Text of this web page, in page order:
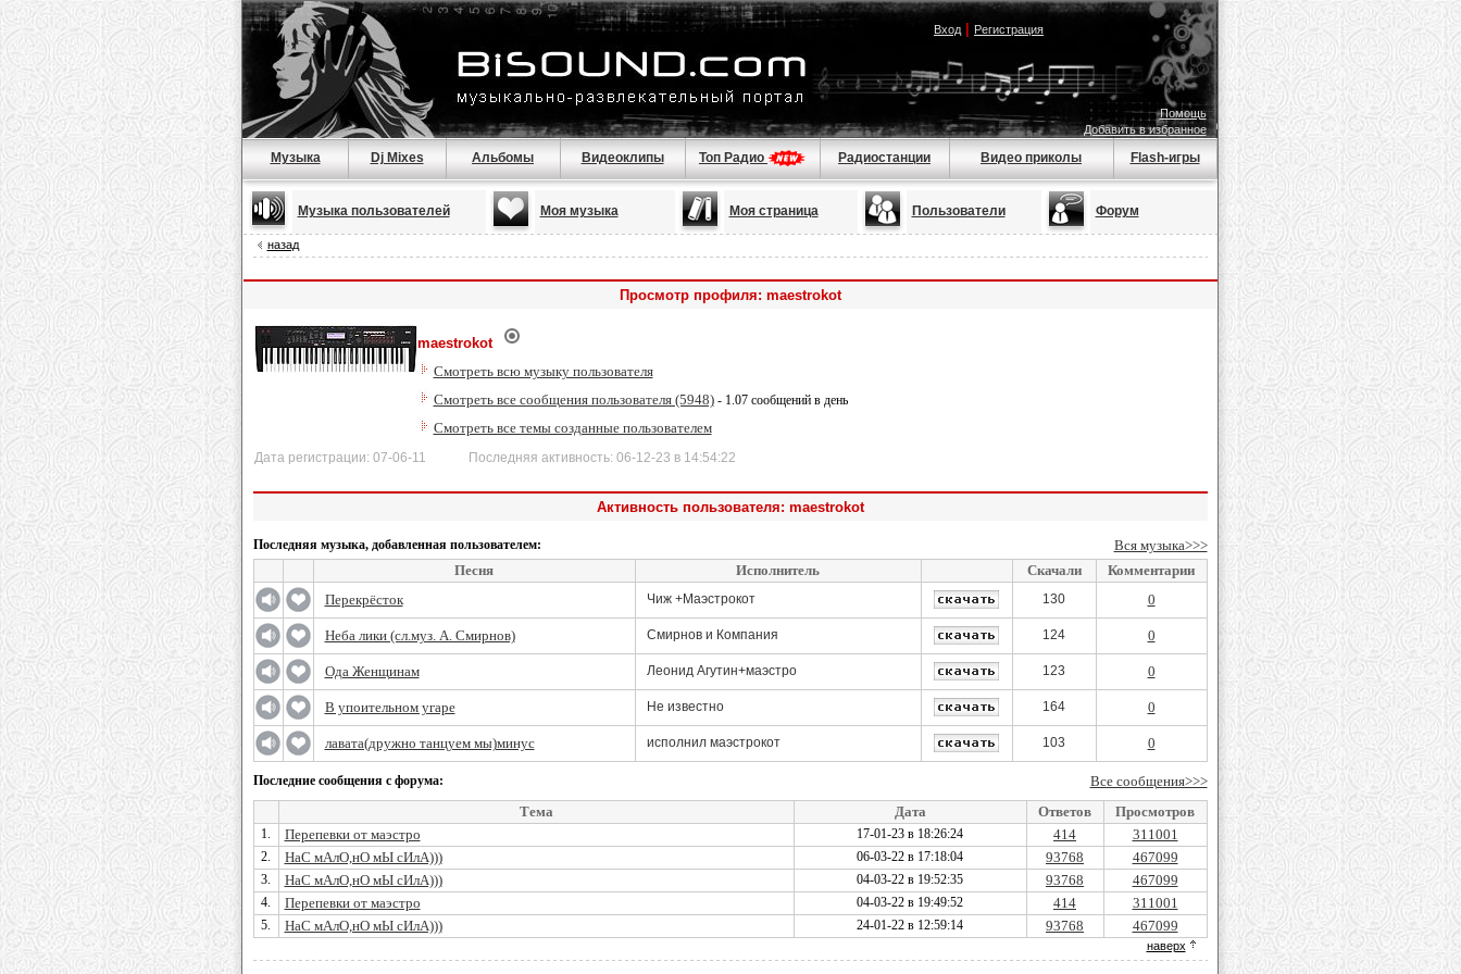
Вход| Регистрация
Помощь
Добавить в избранное
Музыка Dj Mixes Альбомы Видеоклипы Топ Радио Радиостанции Видео приколы Flash-игры
Музыка пользователей Моя музыка Моя страница Пользователи Форум
назад
Просмотр профиля: maestrokot
maestrokot
Смотреть всю музыку пользователя
Смотреть все сообщения пользователя (5948)- 1.07 сообщений в день
Смотреть все темы созданные пользователем
Дата регистрации: 07-06-11 Последняя активность: 06-12-23 в 14:54:22
Активность пользователя: maestrokot
Последняя музыка, добавленная пользователем:
Вся музыка>>>
Песня
Исполнитель Скачали
Комментарии
Перекрёсток
Чиж +Маэстрокот 130 0
Неба лики (сл.муз. А. Смирнов) Смирнов и Компания 124 0
Ода Женщинам Леонид Агутин+маэстро 123 0
В упоительном угаре Не известно 164 0
лавата(дружно танцуем мы)минус исполнил маэстрокот 103 0
Последние сообщения с форума:
Все сообщения>>>
Тема
Дата Ответов Просмотров
1. Перепевки от маэстро 17-01-23 в 18:26:24 414 311001
2. НаС мАлО,нО мЫ сИлА))) 06-03-22 в 17:18:04 93768 467099
3. НаС мАлО,нО мЫ сИлА))) 04-03-22 в 19:52:35 93768 467099
4. Перепевки от маэстро 04-03-22 в 19:49:52 414 311001
5. НаС мАлО,нО мЫ сИлА))) 24-01-22 в 12:59:14 93768 467099
наверх